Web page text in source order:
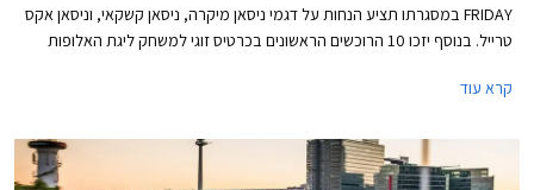
FRIDAY במסגרתו תציע הנחות על דגמי ניסאן מיקרה, ניסאן קשקאי, וניסאן אקס
טרייל. בנוסף יזכו 10 הרוכשים הראשונים בכרטיס זוגי למשחק ליגת האלופות
קרא עוד